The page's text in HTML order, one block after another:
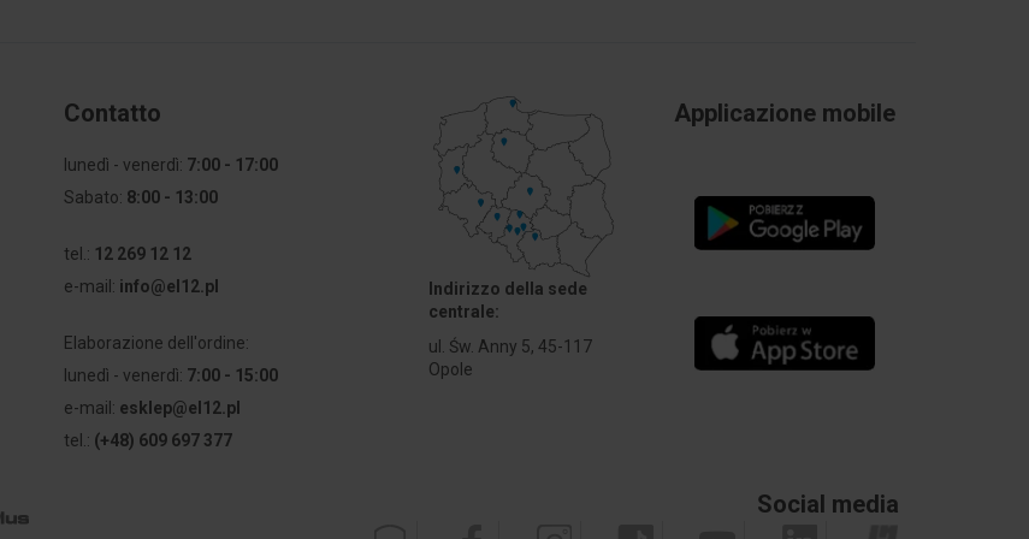
Contatto
lunedì - venerdì: 7:00 - 17:00
Sabato: 8:00 - 13:00
tel.: 12 269 12 12
e-mail: info@el12.pl
Elaborazione dell'ordine:
lunedì - venerdì: 7:00 - 15:00
e-mail: esklep@el12.pl
tel.: (+48) 609 697 377
Indirizzo della sede
centrale:
ul. Św. Anny 5, 45-117
Opole
Applicazione mobile
Social media